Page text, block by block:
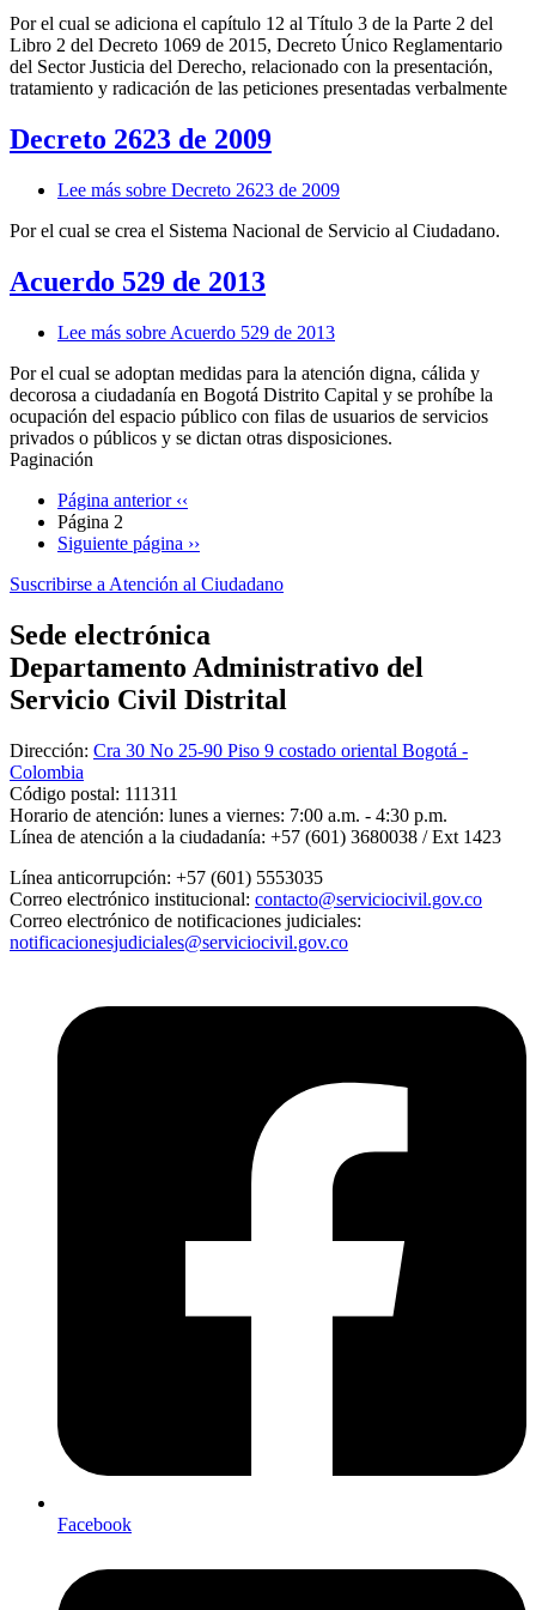
Por el cual se adiciona el capítulo 12 al Título 3 de la Parte 2 del
Libro 2 del Decreto 1069 de 2015, Decreto Único Reglamentario
del Sector Justicia del Derecho, relacionado con la presentación,
tratamiento y radicación de las peticiones presentadas verbalmente
Decreto 2623 de 2009
Lee más sobre Decreto 2623 de 2009
Por el cual se crea el Sistema Nacional de Servicio al Ciudadano.
Acuerdo 529 de 2013
Lee más sobre Acuerdo 529 de 2013
Por el cual se adoptan medidas para la atención digna, cálida y
decorosa a ciudadanía en Bogotá Distrito Capital y se prohíbe la
ocupación del espacio público con filas de usuarios de servicios
privados o públicos y se dictan otras disposiciones.
Paginación
Página anterior ‹‹
Página 2
Siguiente página ››
Suscribirse a Atención al Ciudadano
Sede electrónica
Departamento Administrativo del
Servicio Civil Distrital
Dirección: Cra 30 No 25-90 Piso 9 costado oriental Bogotá -
Colombia
Código postal: 111311
Horario de atención: lunes a viernes: 7:00 a.m. - 4:30 p.m.
Línea de atención a la ciudadanía: +57 (601) 3680038 / Ext 1423
Línea anticorrupción: +57 (601) 5553035
Correo electrónico institucional: contacto@serviciocivil.gov.co
Correo electrónico de notificaciones judiciales:
notificacionesjudiciales@serviciocivil.gov.co
Facebook